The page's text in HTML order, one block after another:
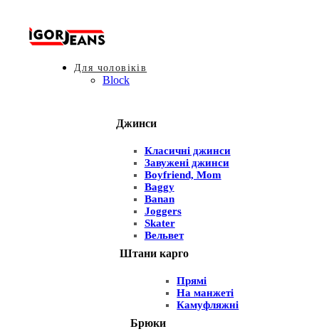
Для чоловіків
Block
Джинси
Класичні джинси
Завужені джинси
Boyfriend, Mom
Baggy
Banan
Joggers
Skater
Вельвет
Штани карго
Прямі
На манжеті
Камуфляжні
Брюки